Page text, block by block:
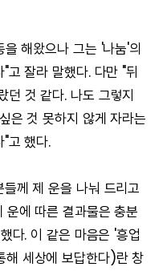
해왔으나 그는 '나눔'의
고 잘라 말했다. 다만 "뒤
것 같다. 나도 그렇지
은 것 못하지 않게 자라는
고 했다.
께 제 운을 나눠 드리고
운에 따른 결과물은 충분
다. 이 같은 마음은 '흥업
세상에 보답한다)란 창